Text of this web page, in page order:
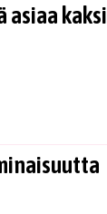
asiaa kaksi